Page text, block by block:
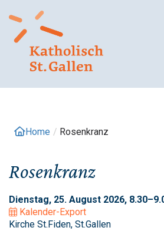
zum
Inhalt
Home / Rosenkranz
Rosenkranz
Dienstag, 25. August 2026,
Kalender-Export
Kirche St.Fiden, St.Gallen